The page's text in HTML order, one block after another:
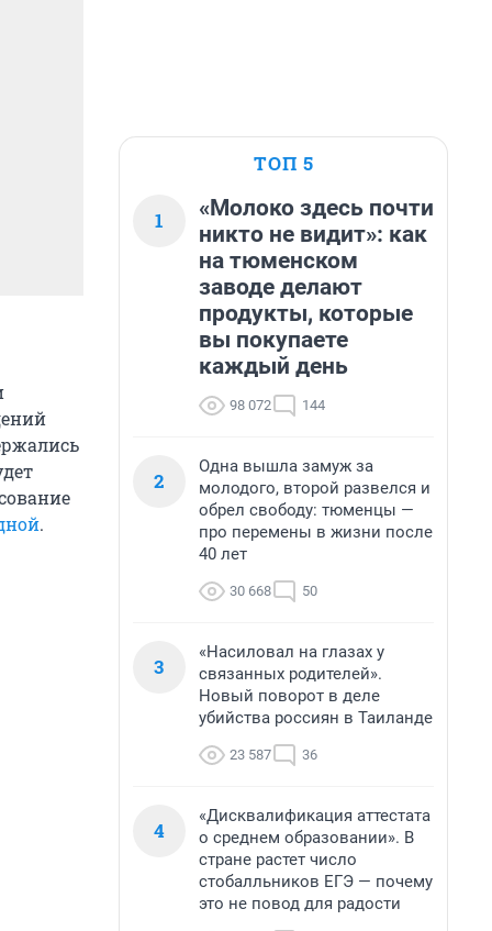
.
ТОП 5
1
«Молоко здесь почти
никто не видит»: как
на тюменском
заводе делают
продукты, которые
вы покупаете
каждый день
98 072 144
2
Одна вышла замуж за
молодого, второй развелся и
обрел свободу: тюменцы —
про перемены в жизни после
40 лет
30 668 50
3
«Насиловал на глазах у
связанных родителей».
Новый поворот в деле
убийства россиян в Таиланде
23 587 36
4
«Дисквалификация аттестата
о среднем образовании». В
стране растет число
стобалльников ЕГЭ — почему
это не повод для радости